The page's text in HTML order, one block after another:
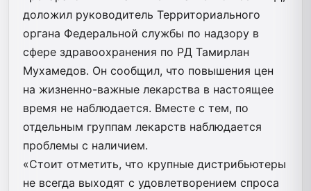
доложил руководитель Территориального
органа Федеральной службы по надзору в
сфере здравоохранения по РД Тамирлан
Мухамедов. Он сообщил, что повышения цен
на жизненно-важные лекарства в настоящее
время не наблюдается. Вместе с тем, по
отдельным группам лекарств наблюдается
проблемы с наличием.
«Стоит отметить, что крупные дистрибьютеры
не всегда выходят с удовлетворением спроса